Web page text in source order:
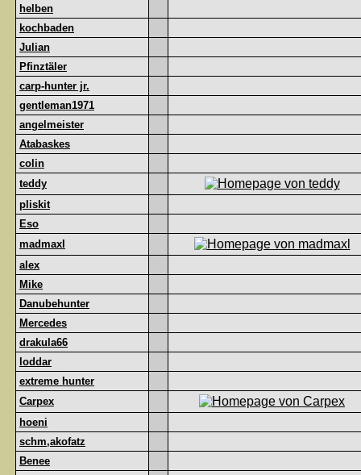
helben
kochbaden
Julian
Pfinztäler
carp-hunter jr.
gentleman1971
angelmeister
Atabaskes
colin
teddy
pliskit
Eso
madmaxl
alex
Mike
Danubehunter
Mercedes
drakula66
loddar
extreme hunter
Carpex
hoeni
schm,akofatz
Benee